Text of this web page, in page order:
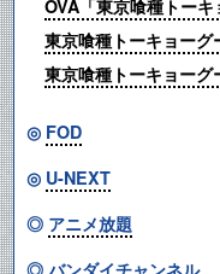
OVA「東京喰種トーキ
東京喰種トーキョーグ
東京喰種トーキョーグ
◎ FOD
◎ U-NEXT
◎ アニメ放題
◎ バンダイチャンネル